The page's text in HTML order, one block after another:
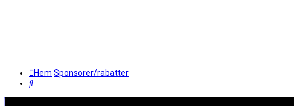
Hem Sponsorer/rabatter
Sök